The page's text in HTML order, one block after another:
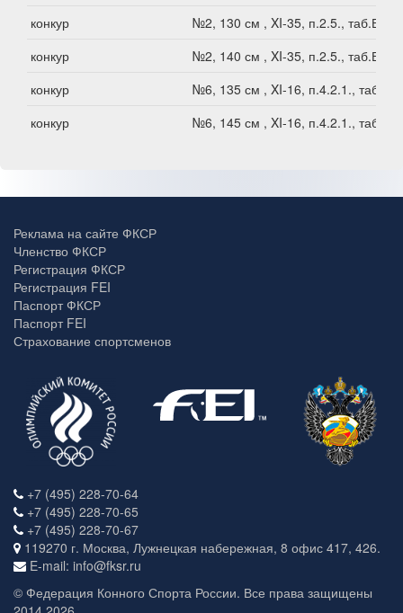
конкур
№2, 130 см , XI-35, п.2.5., таб.В1
конкур
№2, 140 см , XI-35, п.2.5., таб.В1
конкур
№6, 135 см , XI-16, п.4.2.1., таб.В1
конкур
№6, 145 см , XI-16, п.4.2.1., таб.В1
Реклама на сайте ФКСР
Членство ФКСР
Регистрация ФКСР
Регистрация FEI
Паспорт ФКСР
Паспорт FEI
Страхование спортсменов
+7 (495) 228-70-64
+7 (495) 228-70-65
+7 (495) 228-70-67
119270 г. Москва, Лужнецкая набережная, 8 офис 417, 426.
E-mail: info@fksr.ru
© Федерация Конного Спорта России. Все права защищены